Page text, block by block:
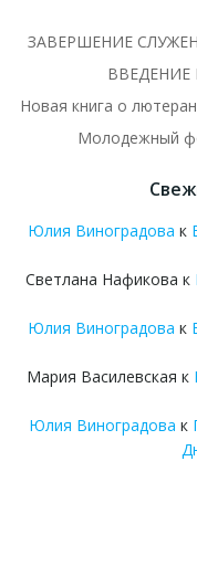
ЗАВЕРШЕНИЕ
Новая книга о
Молодежный
Юлия Виноградова к
Светлана Нафикова к
Юлия Виноградова к
Мария Василевская к
Юлия Виноградова к